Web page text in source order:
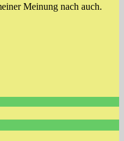
Meinung nach auch.